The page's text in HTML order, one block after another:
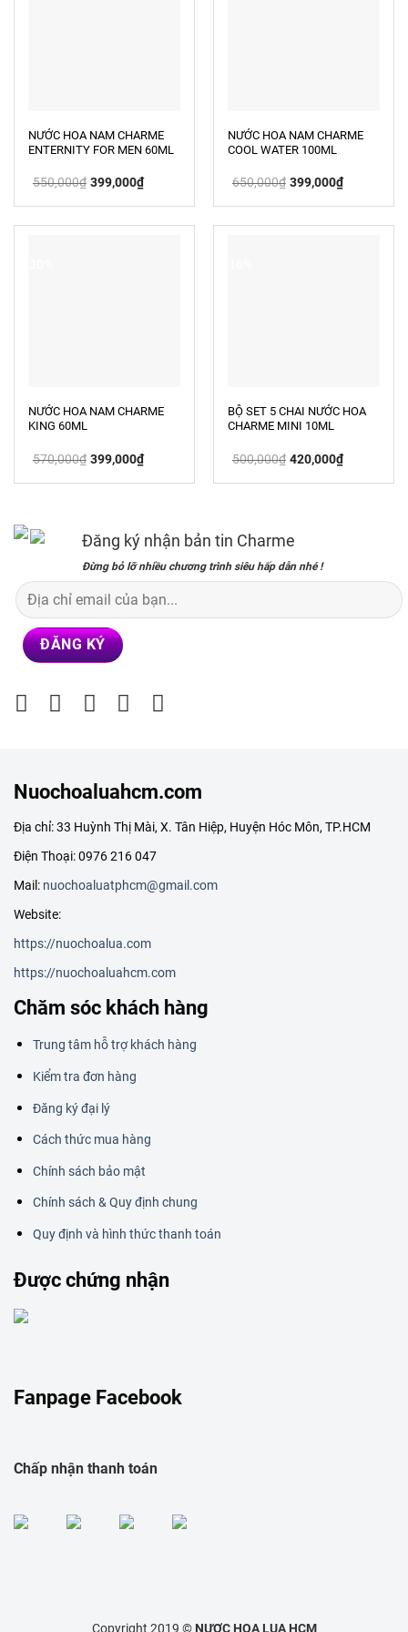
NƯỚC HOA NAM CHARME
ENTERNITY FOR MEN 60ML
550,000₫ Giá
gốc
399,000₫Giá
hiện
399,000₫.
NƯỚC HOA NAM CHARME
COOL WATER 100ML
650,000₫ Giá
gốc
399,000₫Giá
hiện
399,000₫.
NƯỚC HOA NAM CHARME
KING 60ML
570,000₫ Giá
gốc
399,000₫Giá
hiện
BỘ SET 5 CHAI NƯỚC HOA
CHARME MINI 10ML
500,000₫ Giá
gốc
420,000₫Giá
hiện
Đăng ký nhận bản tin Charme
Đừng bỏ lỡ nhiều chương trình siêu hấp dẫn nhé !
Nuochoaluahcm.com
Địa chỉ: 33 Huỳnh Thị Mài, X. Tân Hiệp, Huyện Hóc Môn, TP.HCM
Điện Thoại: 0976 216 047
Mail: nuochoaluatphcm@gmail.com
Website:
https://nuochoalua.com
https://nuochoaluahcm.com
Chăm sóc khách hàng
Trung tâm hỗ trợ khách hàng
Kiểm tra đơn hàng
Đăng ký đại lý
Cách thức mua hàng
Chính sách bảo mật
Chính sách & Quy định chung
Quy định và hình thức thanh toán
Được chứng nhận
Fanpage Facebook
Chấp nhận thanh toán